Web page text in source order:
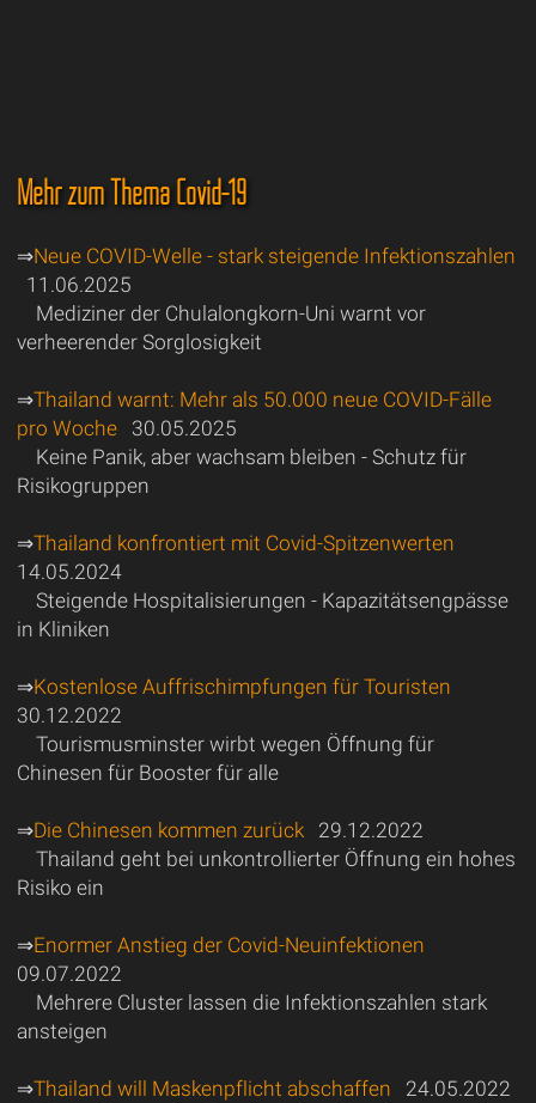
Mehr zum Thema Covid-19
⇒Neue COVID-Welle - stark steigende Infektionszahlen
11.06.2025
Mediziner der Chulalongkorn-Uni warnt vor
verheerender Sorglosigkeit
⇒Thailand warnt: Mehr als 50.000 neue COVID-Fälle
pro Woche30.05.2025
Keine Panik, aber wachsam bleiben - Schutz für
Risikogruppen
⇒Thailand konfrontiert mit Covid-Spitzenwerten
14.05.2024
Steigende Hospitalisierungen - Kapazitätsengpässe
in Kliniken
⇒Kostenlose Auffrischimpfungen für Touristen
30.12.2022
Tourismusminster wirbt wegen Öffnung für
Chinesen für Booster für alle
⇒Die Chinesen kommen zurück29.12.2022
Thailand geht bei unkontrollierter Öffnung ein hohes
Risiko ein
⇒Enormer Anstieg der Covid-Neuinfektionen
09.07.2022
Mehrere Cluster lassen die Infektionszahlen stark
ansteigen
⇒Thailand will Maskenpflicht abschaffen 24.05.2022